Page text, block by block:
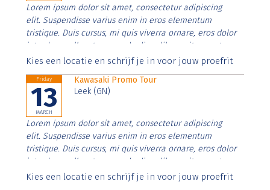
Lorem ipsum dolor sit amet, consectetur adipiscing
elit. Suspendisse varius enim in eros elementum
tristique. Duis cursus, mi quis viverra ornare, eros dolor
interdum nulla, ut commodo diam libero vitae erat.
Aenean faucibus nibh et justo cursus id rutrum lorem
Kies een locatie en schrijf je in voor jouw proefrit
Friday
13
MARCH
Kawasaki Promo Tour
Leek (GN)
Lorem ipsum dolor sit amet, consectetur adipiscing
elit. Suspendisse varius enim in eros elementum
tristique. Duis cursus, mi quis viverra ornare, eros dolor
interdum nulla, ut commodo diam libero vitae erat.
Aenean faucibus nibh et justo cursus id rutrum lorem
Kies een locatie en schrijf je in voor jouw proefrit